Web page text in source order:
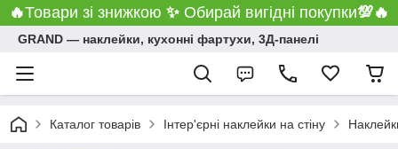
🔥Товари зі знижкою ✨ Обирай вигідні покупки💯🔥
GRAND ― наклейки, кухонні фартухи, 3Д-панелі
Каталог товарів Інтер'єрні наклейки на стіну